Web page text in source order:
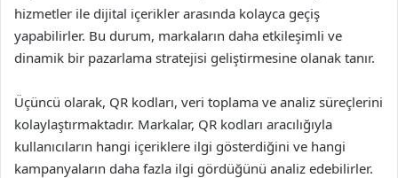
hizmetler ile dijital içerikler arasında kolayca geçiş
yapabilirler. Bu durum, markaların daha etkileşimli ve
dinamik bir pazarlama stratejisi geliştirmesine olanak tanır.
Üçüncü olarak, QR kodları, veri toplama ve analiz süreçlerini
kolaylaştırmaktadır. Markalar, QR kodları aracılığıyla
kullanıcıların hangi içeriklere ilgi gösterdiğini ve hangi
kampanyaların daha fazla ilgi gördüğünü analiz edebilirler.